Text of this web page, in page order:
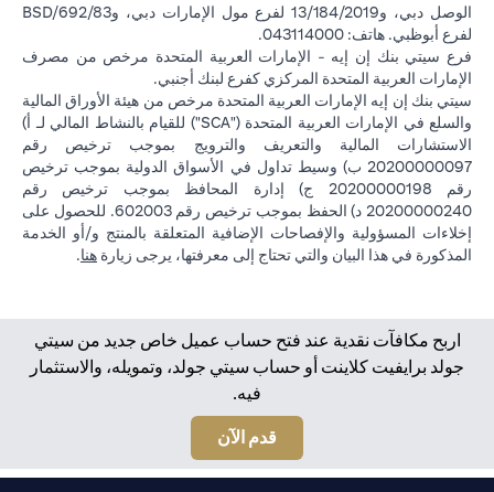
الوصل دبي، و13/184/2019 لفرع مول الإمارات دبي، وBSD/692/83
لفرع أبوظبي. هاتف: 043114000.
فرع سيتي بنك إن إيه - الإمارات العربية المتحدة مرخص من مصرف
الإمارات العربية المتحدة المركزي كفرع لبنك أجنبي.
سيتي بنك إن إيه الإمارات العربية المتحدة مرخص من هيئة الأوراق المالية
والسلع في الإمارات العربية المتحدة ("SCA") للقيام بالنشاط المالي لـ أ)
الاستشارات المالية والتعريف والترويج بموجب ترخيص رقم
20200000097 ب) وسيط تداول في الأسواق الدولية بموجب ترخيص
رقم 20200000198 ج) إدارة المحافظ بموجب ترخيص رقم
20200000240 د) الحفظ بموجب ترخيص رقم 602003. للحصول على
إخلاءات المسؤولية والإفصاحات الإضافية المتعلقة بالمنتج و/أو الخدمة
المذكورة في هذا البيان والتي تحتاج إلى معرفتها، يرجى زيارة هنا.
اربح مكافآت نقدية عند فتح حساب عميل خاص جديد من سيتي
جولد برايفيت كلاينت أو حساب سيتي جولد، وتمويله، والاستثمار
فيه.
قدم الآن